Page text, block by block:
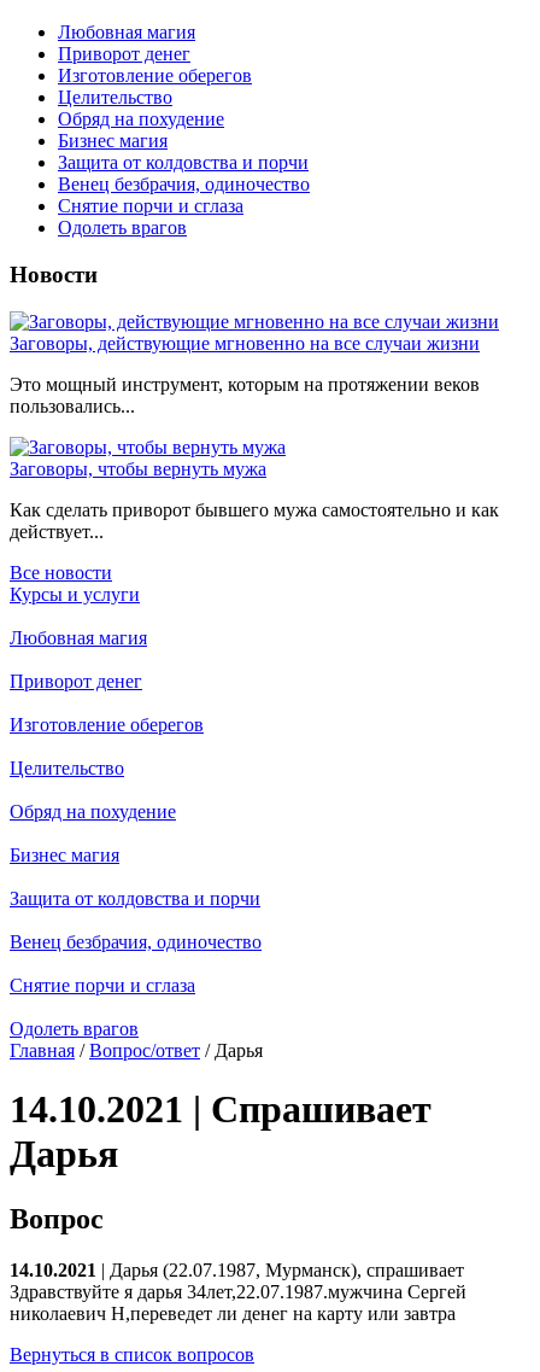
Любовная магия
Приворот денег
Изготовление оберегов
Целительство
Обряд на похудение
Бизнес магия
Защита от колдовства и порчи
Венец безбрачия, одиночество
Снятие порчи и сглаза
Одолеть врагов
Новости
Заговоры, действующие мгновенно на все случаи жизни
Это мощный инструмент, которым на протяжении веков
пользовались...
Заговоры, чтобы вернуть мужа
Как сделать приворот бывшего мужа самостоятельно и как
действует...
Все новости
Курсы и услуги
Любовная магия
Приворот денег
Изготовление оберегов
Целительство
Обряд на похудение
Бизнес магия
Защита от колдовства и порчи
Венец безбрачия, одиночество
Снятие порчи и сглаза
Одолеть врагов
Главная /Вопрос/ответ / Дарья
14.10.2021 | Спрашивает
Дарья
Вопрос
14.10.2021 | Дарья (22.07.1987, Мурманск), спрашивает
Здравствуйте я дарья 34лет,22.07.1987.мужчина Сергей
николаевич Н,переведет ли денег на карту или завтра
Вернуться в список вопросов